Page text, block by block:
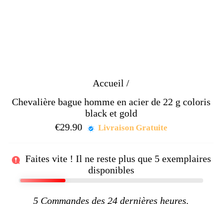
Accueil /
Chevalière bague homme en acier de 22 g coloris
black et gold
€29.90 PrixLivraison Gratuite
Faites vite ! Il ne reste plus que 5exemplaires
disponibles
5 Commandes des 24 dernières heures.